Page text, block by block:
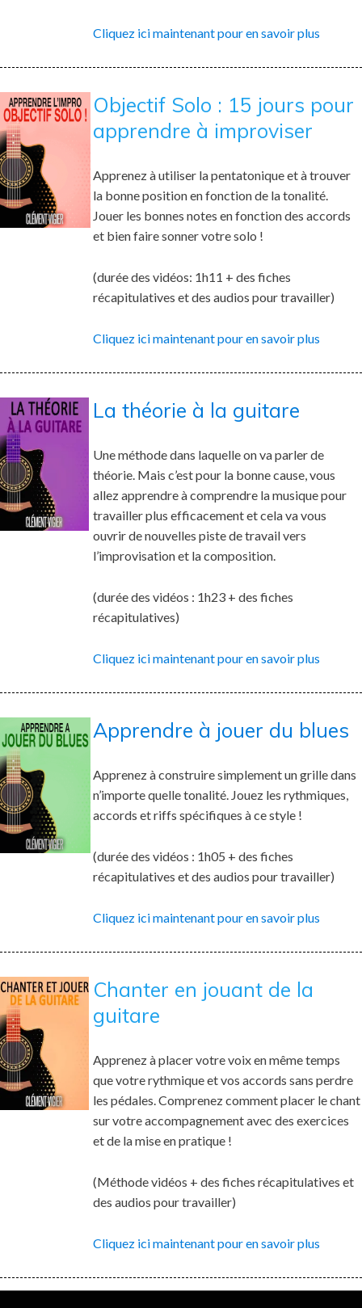
Cliquez ici maintenant pour en savoir plus
Objectif Solo : 15 jours pour
apprendre à improviser
Apprenez à utiliser la pentatonique et à trouver
la bonne position en fonction de la tonalité.
Jouer les bonnes notes en fonction des accords
et bien faire sonner votre solo !
(durée des vidéos: 1h11 + des fiches
récapitulatives et des audios pour travailler)
Cliquez ici maintenant pour en savoir plus
La théorie à la guitare
Une méthode dans laquelle on va parler de
théorie. Mais c’est pour la bonne cause, vous
allez apprendre à comprendre la musique pour
travailler plus efficacement et cela va vous
ouvrir de nouvelles piste de travail vers
l’improvisation et la composition.
(durée des vidéos : 1h23 + des fiches
récapitulatives)
Cliquez ici maintenant pour en savoir plus
Apprendre à jouer du blues
Apprenez à construire simplement un grille dans
n’importe quelle tonalité. Jouez les rythmiques,
accords et riffs spécifiques à ce style !
(durée des vidéos : 1h05 + des fiches
récapitulatives et des audios pour travailler)
Cliquez ici maintenant pour en savoir plus
Chanter en jouant de la
guitare
Apprenez à placer votre voix en même temps
que votre rythmique et vos accords sans perdre
les pédales. Comprenez comment placer le chant
sur votre accompagnement avec des exercices
et de la mise en pratique !
(Méthode vidéos + des fiches récapitulatives et
des audios pour travailler)
Cliquez ici maintenant pour en savoir plus